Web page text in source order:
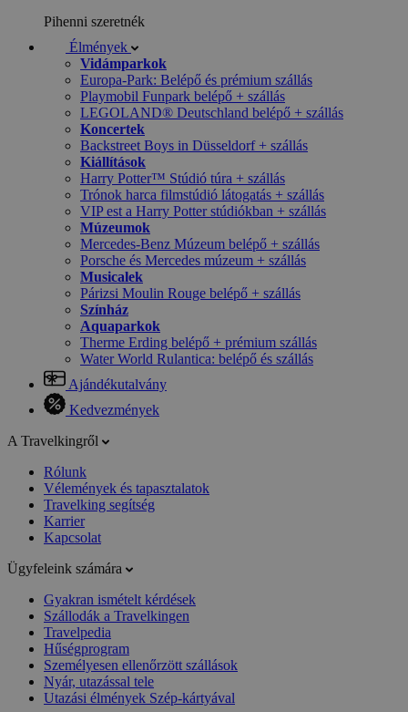
Pihenni szeretnék
Élmények
Vidámparkok
Europa-Park: Belépő és prémium szállás
Playmobil Funpark belépő + szállás
LEGOLAND® Deutschland belépő + szállás
Koncertek
Backstreet Boys in Düsseldorf + szállás
Kiállítások
Harry Potter™ Stúdió túra + szállás
Trónok harca filmstúdió látogatás + szállás
VIP est a Harry Potter stúdiókban + szállás
Múzeumok
Mercedes-Benz Múzeum belépő + szállás
Porsche és Mercedes múzeum + szállás
Musicalek
Párizsi Moulin Rouge belépő + szállás
Színház
Aquaparkok
Therme Erding belépő + prémium szállás
Water World Rulantica: belépő és szállás
Ajándékutalvány
Kedvezmények
A Travelkingről
Rólunk
Vélemények és tapasztalatok
Travelking segítség
Karrier
Kapcsolat
Ügyfeleink számára
Gyakran ismételt kérdések
Szállodák a Travelkingen
Travelpedia
Hűségprogram
Személyesen ellenőrzött szállások
Nyár, utazással tele
Utazási élmények Szép-kártyával